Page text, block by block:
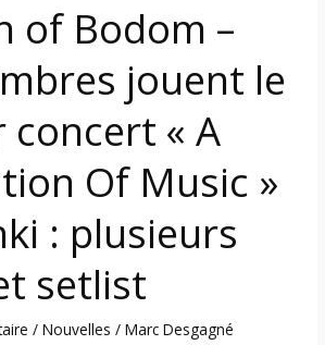
of Bodom –
jouent le
concert « A
Of Music »
: plusieurs
setlist
/Nouvelles /Marc Desgagné